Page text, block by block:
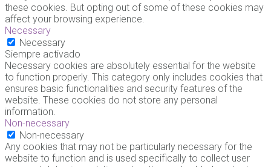
these cookies. But opting out of some of these cookies may
affect your browsing experience.
Necessary
Necessary
Siempre activado
Necessary cookies are absolutely essential for the website
to function properly. This category only includes cookies that
ensures basic functionalities and security features of the
website. These cookies do not store any personal
information.
Non-necessary
Non-necessary
Any cookies that may not be particularly necessary for the
website to function and is used specifically to collect user